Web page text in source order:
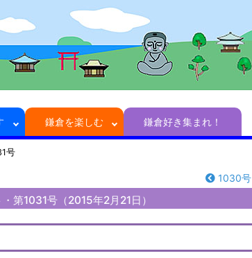
鎌倉を楽しむ 鎌倉好き集まれ！
号
1030号
第1031号（2015年2月21日）